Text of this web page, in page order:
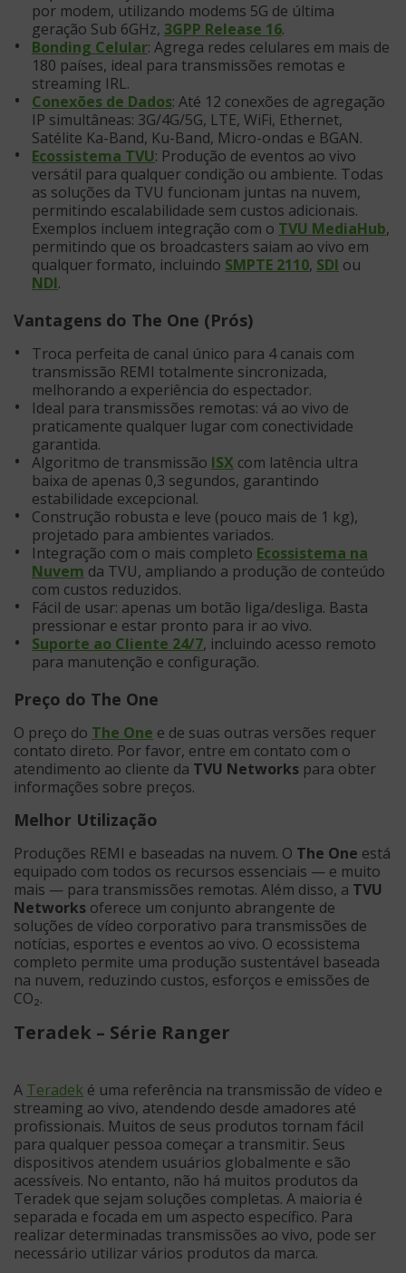
por modem, utilizando modems 5G de última
geração Sub 6GHz, 3GPP Release 16.
Bonding Celular: Agrega redes celulares em mais de
180 países, ideal para transmissões remotas e
streaming IRL.
Conexões de Dados: Até 12 conexões de agregação
IP simultâneas: 3G/4G/5G, LTE, WiFi, Ethernet,
Satélite Ka-Band, Ku-Band, Micro-ondas e BGAN.
Ecossistema TVU: Produção de eventos ao vivo
versátil para qualquer condição ou ambiente. Todas
as soluções da TVU funcionam juntas na nuvem,
permitindo escalabilidade sem custos adicionais.
Exemplos incluem integração com o TVU MediaHub,
permitindo que os broadcasters saiam ao vivo em
qualquer formato, incluindo SMPTE 2110, SDI ou
NDI.
Vantagens do The One (Prós)
Troca perfeita de canal único para 4 canais com
transmissão REMI totalmente sincronizada,
melhorando a experiência do espectador.
Ideal para transmissões remotas: vá ao vivo de
praticamente qualquer lugar com conectividade
garantida.
Algoritmo de transmissão ISX com latência ultra
baixa de apenas 0,3 segundos, garantindo
estabilidade excepcional.
Construção robusta e leve (pouco mais de 1 kg),
projetado para ambientes variados.
Integração com o mais completo Ecossistema na
Nuvem da TVU, ampliando a produção de conteúdo
com custos reduzidos.
Fácil de usar: apenas um botão liga/desliga. Basta
pressionar e estar pronto para ir ao vivo.
Suporte ao Cliente 24/7, incluindo acesso remoto
para manutenção e configuração.
Preço do The One
O preço do The One e de suas outras versões requer
contato direto. Por favor, entre em contato com o
atendimento ao cliente da TVU Networks para obter
informações sobre preços.
Melhor Utilização
Produções REMI e baseadas na nuvem. O The One está
equipado com todos os recursos essenciais — e muito
mais — para transmissões remotas. Além disso, a TVU
Networks oferece um conjunto abrangente de
soluções de vídeo corporativo para transmissões de
notícias, esportes e eventos ao vivo. O ecossistema
completo permite uma produção sustentável baseada
na nuvem, reduzindo custos, esforços e emissões de
CO₂.
Teradek – Série Ranger
A Teradek é uma referência na transmissão de vídeo e
streaming ao vivo, atendendo desde amadores até
profissionais. Muitos de seus produtos tornam fácil
para qualquer pessoa começar a transmitir. Seus
dispositivos atendem usuários globalmente e são
acessíveis. No entanto, não há muitos produtos da
Teradek que sejam soluções completas. A maioria é
separada e focada em um aspecto específico. Para
realizar determinadas transmissões ao vivo, pode ser
necessário utilizar vários produtos da marca.